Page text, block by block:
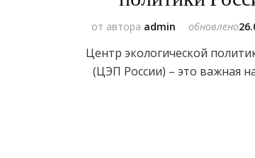
от автора admin обновлено
Центр экологической
(ЦЭП России) – это важная